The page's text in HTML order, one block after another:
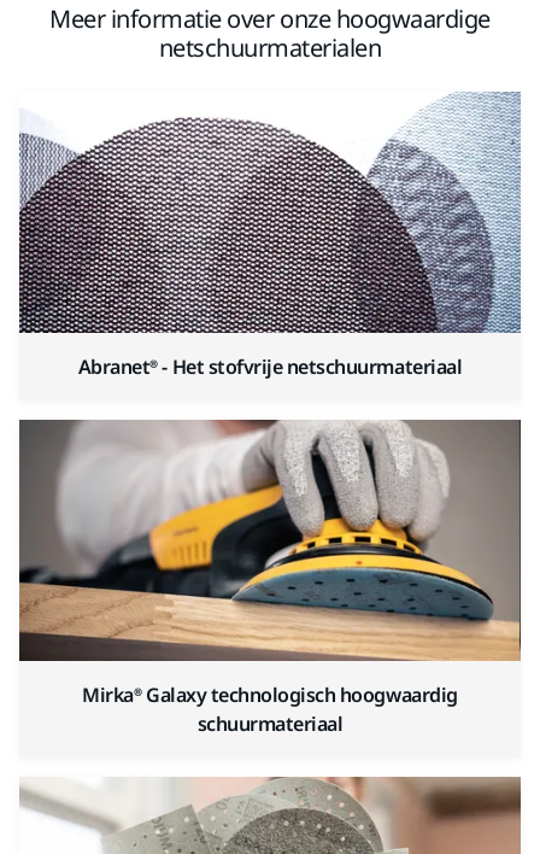
Meer informatie over onze hoogwaardige
netschuurmaterialen
Abranet® - Het stofvrije netschuurmateriaal
Mirka® Galaxy technologisch hoogwaardig
schuurmateriaal